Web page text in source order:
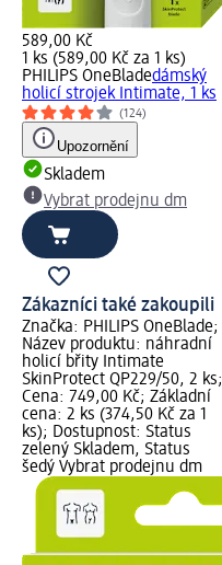
589,00 Kč
1 ks (589,00 Kč za 1 ks)
PHILIPS OneBladedámský
holicí strojek Intimate, 1 ks
(124)
Upozornění
Skladem
Vybrat prodejnu dm
Zákazníci také zakoupili
Značka: PHILIPS OneBlade;
Název produktu: náhradní
holicí břity Intimate
SkinProtect QP229/50, 2 ks;
Cena: 749,00 Kč; Základní
cena: 2 ks (374,50 Kč za 1
ks); Dostupnost: Status
zelený Skladem, Status
šedý Vybrat prodejnu dm